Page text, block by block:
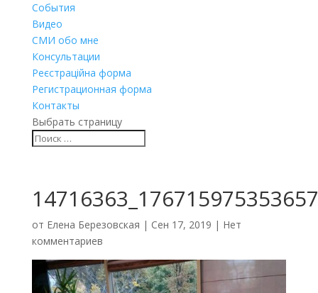
События
Видео
СМИ обо мне
Консультации
Реєстраційна форма
Регистрационная форма
Контакты
Выбрать страницу
от Елена Березовская | Сен 17, 2019 | Нет
комментариев